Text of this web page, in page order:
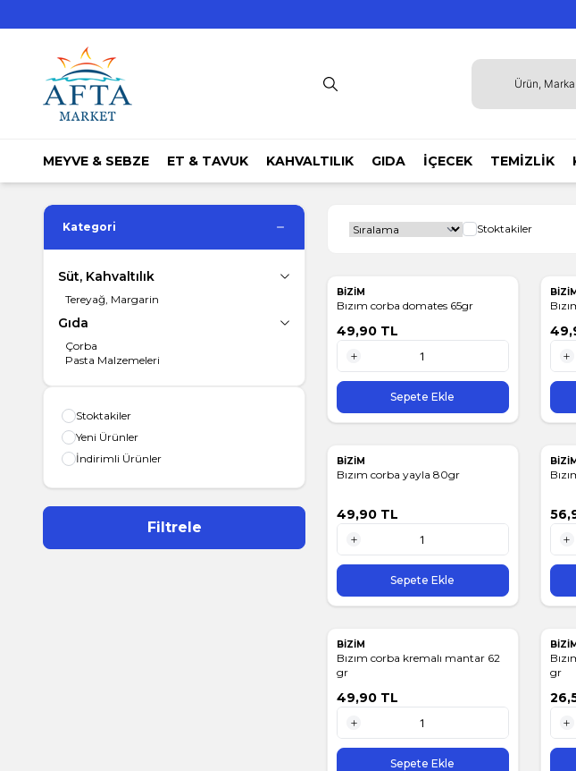
MEYVE & SEBZE ET & TAVUK KAHVALTILIK GIDA İÇECEK TEMİZLİK
Kategori
Süt, Kahvaltılık
Tereyağ, Margarin
Gıda
Çorba
Pasta Malzemeleri
Stoktakiler
Yeni Ürünler
İndirimli Ürünler
Filtrele
Stoktakiler
BİZİM
Bızım corba domates 65gr
49,90 TL
1 Adet
Sepete Ekle
1
BİZİM
Bızım corba yayla 80gr
49,90 TL
1 Adet
Sepete Ekle
1
BİZİM
Bızım corba kremalı mantar 62
gr
49,90 TL
1 Adet
Sepete Ekle
gr
1